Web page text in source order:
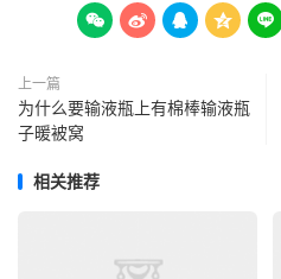
    
上一篇
为什么要输液瓶上有棉棒输液瓶
子暖被窝
相关推荐